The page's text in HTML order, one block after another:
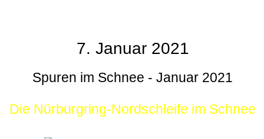
7. Januar 2021
Spuren im Schnee - Januar 2021
Die Nürburgring-Nordschleife im Schnee